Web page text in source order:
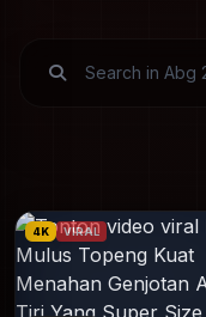
4K VIRAL